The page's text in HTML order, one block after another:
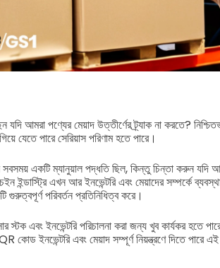
আমরা পণ্যের মেয়াদ উত্তীর্ণের ট্র্যাক না করতে?
যেতে পারে সেরিয়াস পরিণাম হতে পারে।
সবসময় একটি ম্যানুয়াল পদ্ধতি ছিল, কিন্তু চিন্তা করুন
ইন্ডাস্ট্রি এখন আর ইনভেন্টরি এবং মেয়াদের সম্পর্কে
গুরুত্বপূর্ণ পরিবর্তন প্রতিনিধিত্ব করে।
এবং ইনভেন্টরি পরিচালনা করা জন্য খুব কার্যকর হতে
কোড ইনভেন্টরি এবং মেয়াদ সম্পূর্ণ নিয়ন্ত্রণে দিতে পারে